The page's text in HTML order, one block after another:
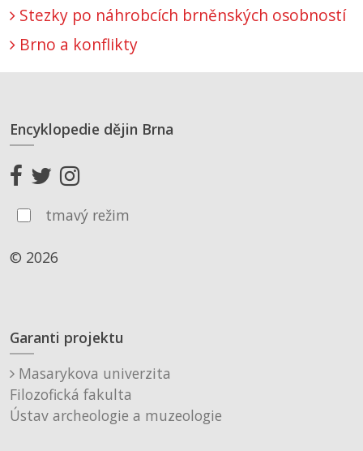
Stezky po náhrobcích brněnských osobností
Brno a konflikty
Encyklopedie dějin Brna
tmavý režim
© 2026
Garanti projektu
Masarykova univerzita
Filozofická fakulta
Ústav archeologie a muzeologie